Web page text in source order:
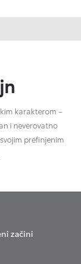
karakterom –
i neverovatno
prefinjenim
začini